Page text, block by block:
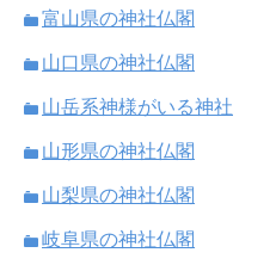
富山県の神社仏閣
山口県の神社仏閣
山岳系神様がいる神社
山形県の神社仏閣
山梨県の神社仏閣
岐阜県の神社仏閣